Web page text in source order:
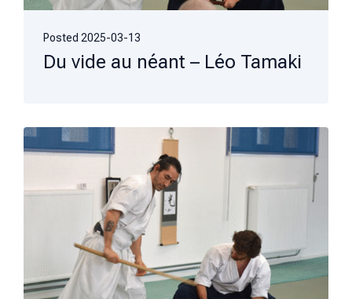
Posted 2025-03-13
Du vide au néant – Léo Tamaki